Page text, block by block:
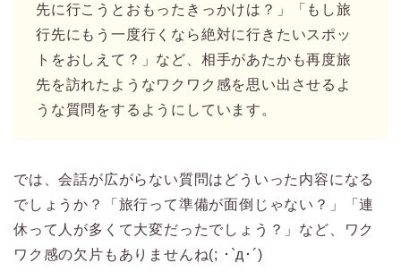
先に行こうとおもったきっかけは？」「もし旅
行先にもう一度行くなら絶対に行きたいスポッ
トをおしえて？」など、相手があたかも再度旅
先を訪れたようなワクワク感を思い出させるよ
うな質問をするようにしています。
では、会話が広がらない質問はどういった内容になる
でしょうか？「旅行って準備が面倒じゃない？」「連
休って人が多くて大変だったでしょう？」など、ワク
ワク感の欠片もありませんね(; ･`д･´)